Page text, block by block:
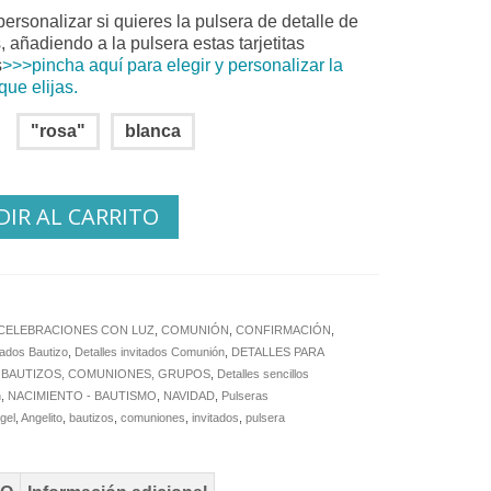
si quieres la pulsera de detalle de
añadiendo a la pulsera estas tarjetitas
>>>pincha aquí para elegir y personalizar la
elijas.
"rosa" blanca
AL CARRITO
CON LUZ ,COMUNIÓN ,CONFIRMACIÓN
Bautizo Detalles invitados Comunión DETALLES PARA
COMUNIONES, GRUPOS Detalles sencillos
NACIMIENTO - BAUTISMO NAVIDAD Pulseras
,Angelito ,bautizos ,comuniones ,invitados ,pulsera